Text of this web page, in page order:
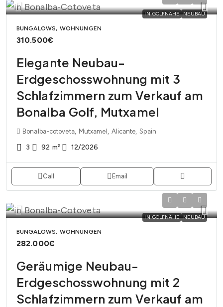
IN GOLFNÄHE NEUBAU
BUNGALOWS, WOHNUNGEN
310.500€
Elegante Neubau-
Erdgeschosswohnung mit 3
Schlafzimmern zum Verkauf am
Bonalba Golf, Mutxamel
Bonalba-cotoveta, Mutxamel, Alicante, Spain
3 92 m² 12/2026
Call Email
IN GOLFNÄHE NEUBAU
BUNGALOWS, WOHNUNGEN
282.000€
Geräumige Neubau-
Erdgeschosswohnung mit 2
Schlafzimmern zum Verkauf am